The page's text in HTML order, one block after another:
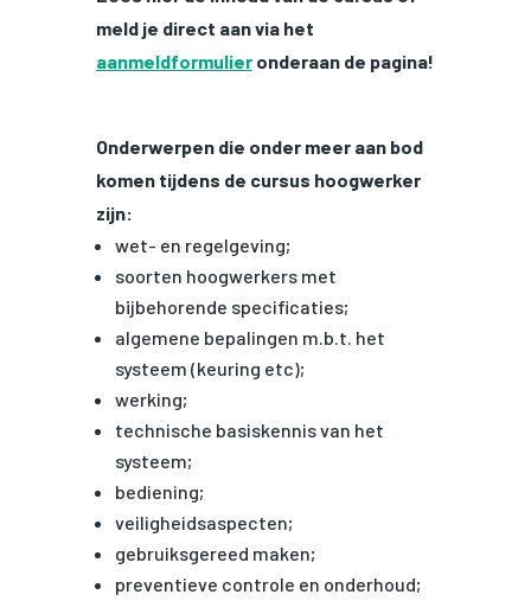
meld je direct aan via het
aanmeldformulieronderaan de pagina!
Onderwerpen die onder meer aan bod
komen tijdens de cursus hoogwerker
zijn:
wet- en regelgeving;
soorten hoogwerkers met
bijbehorende specificaties;
algemene bepalingen m.b.t. het
systeem (keuring etc);
werking;
technische basiskennis van het
systeem;
bediening;
veiligheidsaspecten;
gebruiksgereed maken;
preventieve controle en onderhoud;